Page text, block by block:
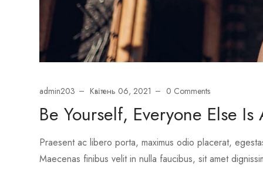
admin203 Квітень 06, 2021 0 Comments
Be Yourself, Everyone Else Is
Praesent ac libero porta, maximus odio placerat,
Maecenas finibus velit in nulla faucibus, sit amet